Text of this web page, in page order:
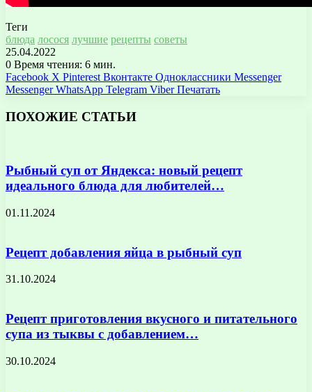
Теги
блюда лосося лучшие рецепты советы
25.04.2022
0 Время чтения: 6 мин.
Facebook X Pinterest Вконтакте Одноклассники Messenger
Messenger WhatsApp Telegram Viber Печатать
ПОХОЖИЕ СТАТЬИ
Рыбный суп от Яндекса: новый рецепт
идеального блюда для любителей…
01.11.2024
Рецепт добавления яйца в рыбный суп
31.10.2024
Рецепт приготовления вкусного и питательного
супа из тыквы с добавлением…
30.10.2024